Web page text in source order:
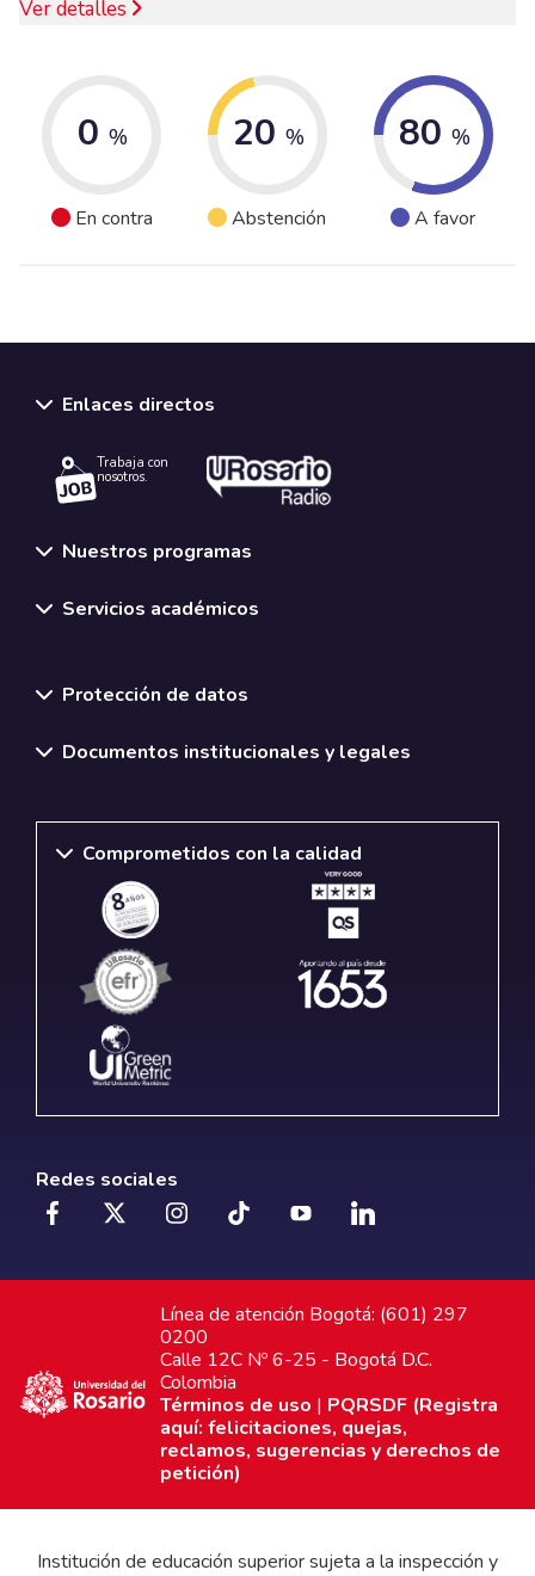
Ver detalles
0 %
En contra
20 %
Abstención
80 %
A favor
Enlaces directos
Trabaja con
nosotros.
Nuestros programas
Servicios académicos
Protección de datos
Documentos institucionales y legales
Comprometidos con la calidad
Redes sociales
Línea de atención Bogotá: (601) 297
0200
Calle 12C Nº 6-25 - Bogotá D.C.
Colombia
Términos de uso | PQRSDF (Registra
aquí: felicitaciones, quejas,
reclamos, sugerencias y derechos de
petición)
Institución de educación superior sujeta a la inspección y